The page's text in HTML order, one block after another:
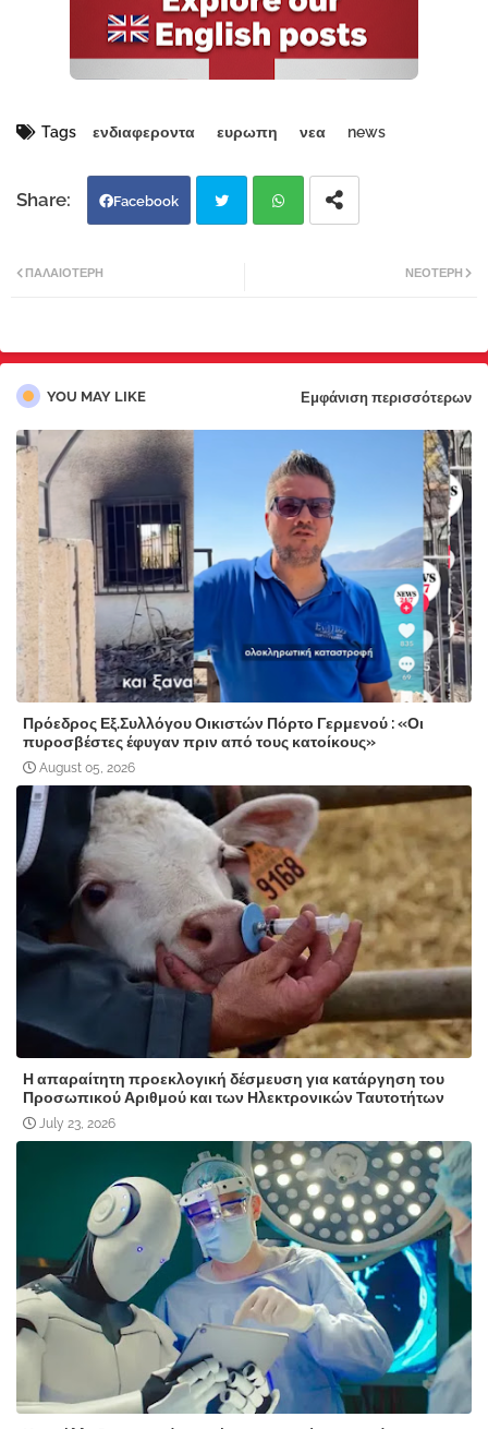
Tags ενδιαφεροντα ευρωπη νεα news
Facebook
pp
ΝΕΌΤΕΡΗ
ΠΑΛΑΙΌΤΕΡΗ
YOU MAY LIKE Εμφάνιση περισσότερων
Πρόεδρος Εξ.Συλλόγου Οικιστών Πόρτο Γερμενού : «Οι
πυροσβέστες έφυγαν πριν από τους κατοίκους»
August 05, 2026
Η απαραίτητη προεκλογική δέσμευση για κατάργηση του
Προσωπικού Αριθμού και των Ηλεκτρονικών Ταυτοτήτων
July 23, 2026